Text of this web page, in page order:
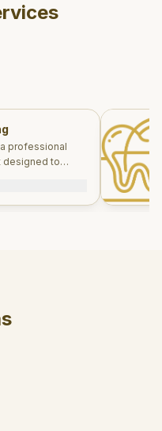
professional
designed to